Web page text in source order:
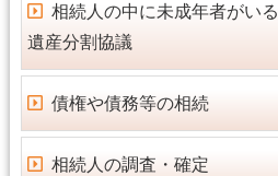
相続人の中に未成年者がいる
遺産分割協議
債権や債務等の相続
相続人の調査・確定